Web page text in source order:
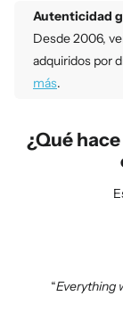
Autenticidad
Desde 2006,
adquiridos por
más.
¿Qué
Everything